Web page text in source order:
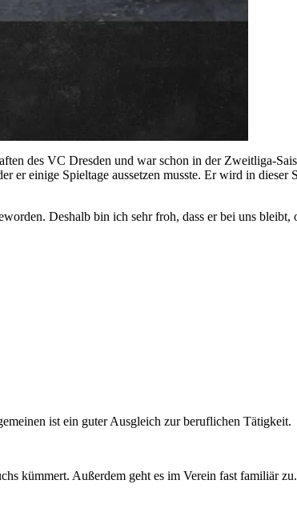
des VC Dresden und war schon in der Zweitliga-
er einige Spieltage aussetzen musste. Er wird in dieser
Deshalb bin ich sehr froh, dass er bei uns bleibt,
ist ein guter Ausgleich zur beruflichen Tätigkeit.
kümmert. Außerdem geht es im Verein fast familiär